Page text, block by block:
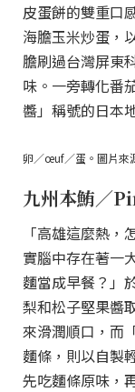
皮蛋餅的雙重口
海膽玉米炒蛋，
膽刷過台灣屏東
味。一旁轉化番
醬」稱號的日本
卵／œuf／蛋。圖片來
九州本鮪／
「高雄這麼熱
實腦中存在著一
麵當成早餐？」
梨和松子堅果醬
來滑潤順口，而
麵條，則以自製
先吃麵條原味，